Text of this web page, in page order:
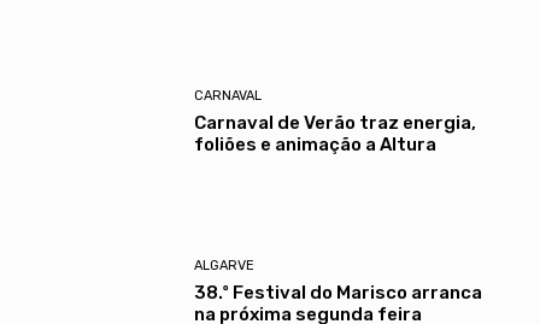
CARNAVAL
Carnaval de Verão traz energia,
foliões e animação a Altura
ALGARVE
38.º Festival do Marisco arranca
na próxima segunda feira